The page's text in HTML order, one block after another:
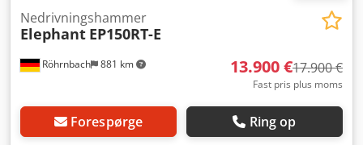
Röhrnbach 881 km
Nedrivningshammer
Elephant EP150RT-E
13.900 €17.900 €
Fast pris plus moms
Forespørge Ring op